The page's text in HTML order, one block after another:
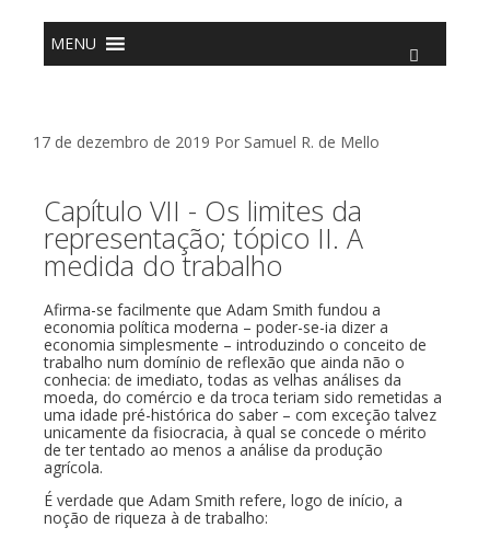
conteúdo
MENU
17 de dezembro de 2019 Por Samuel R. de Mello
Capítulo VII - Os limites da
representação; tópico II. A
medida do trabalho
Afirma-se facilmente que Adam Smith fundou a
economia política moderna – poder-se-ia dizer a
economia simplesmente – introduzindo o conceito de
trabalho num domínio de reflexão que ainda não o
conhecia: de imediato, todas as velhas análises da
moeda, do comércio e da troca teriam sido remetidas a
uma idade pré-histórica do saber – com exceção talvez
unicamente da fisiocracia, à qual se concede o mérito
de ter tentado ao menos a análise da produção
agrícola.
É verdade que Adam Smith refere, logo de início, a
noção de riqueza à de trabalho: